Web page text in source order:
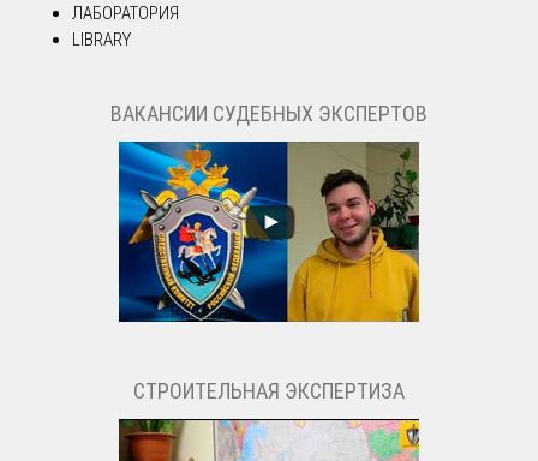
ЛАБОРАТОРИЯ
LIBRARY
ВАКАНСИИ СУДЕБНЫХ ЭКСПЕРТОВ
СТРОИТЕЛЬНАЯ ЭКСПЕРТИЗА